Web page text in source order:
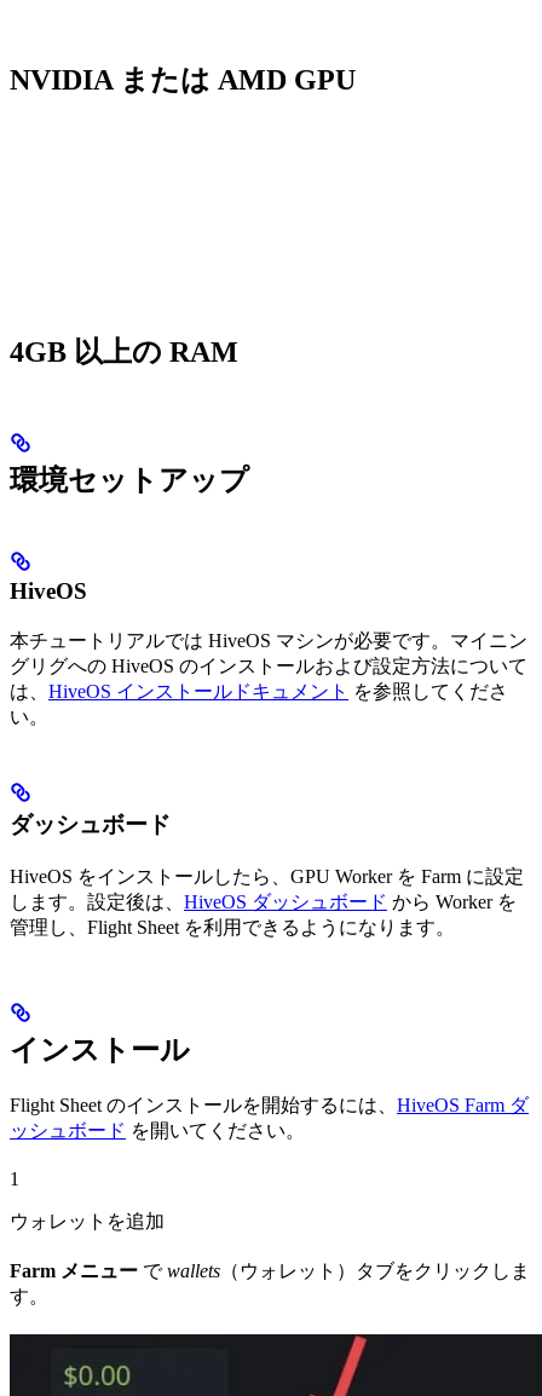
NVIDIA または AMD GPU
4GB 以上の RAM
環境セットアップ
HiveOS
本チュートリアルでは HiveOS マシンが必要です。マイニン
グリグへの HiveOS のインストールおよび設定方法について
は、 HiveOS インストールドキュメント を参照してくださ
い。
ダッシュボード
HiveOS をインストールしたら、GPU Worker を Farm に設定
します。設定後は、 HiveOS ダッシュボード から Worker を
管理し、Flight Sheet を利用できるようになります。
インストール
Flight Sheet のインストールを開始するには、 HiveOS Farm ダ
ッシュボード を開いてください。
1
ウォレットを追加
Farm メニュー でwallets （ウォレット）タブをクリックしま
す。